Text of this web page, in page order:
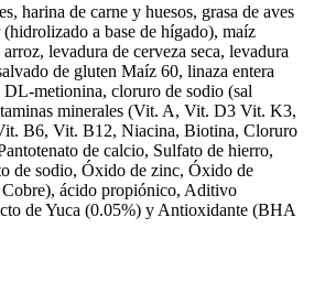
harina de carne y huesos, grasa de aves
a base de hígado), maíz
levadura de cerveza seca, levadura
de gluten Maíz 60, linaza entera
metionina, cloruro de sodio (sal
minerales (Vit. A, Vit. D3 Vit. K3,
B6, Vit. B12, Niacina, Biotina, Cloruro
de calcio, Sulfato de hierro,
de sodio, Óxido de zinc, Óxido de
Cobre), ácido propiónico, Aditivo
de Yuca (0.05%) y Antioxidante (BHA